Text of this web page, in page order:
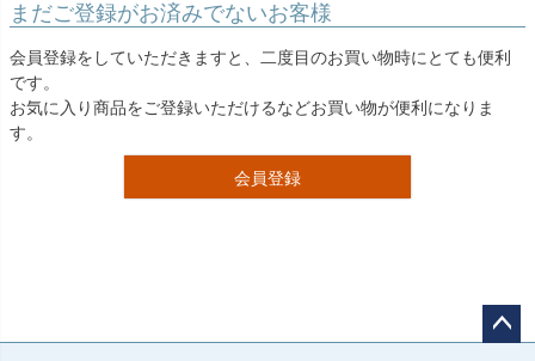
まだご登録がお済みでないお客様
会員登録をしていただきますと、二度目のお買い物時にとても便利
です。
お気に入り商品をご登録いただけるなどお買い物が便利になりま
す。
会員登録